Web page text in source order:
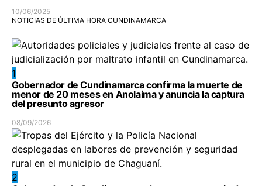
10/06/2025
NOTICIAS DE ÚLTIMA HORA CUNDINAMARCA
1
Gobernador de Cundinamarca confirma la muerte de
menor de 20 meses en Anolaima y anuncia la captura
del presunto agresor
08/09/2026
2